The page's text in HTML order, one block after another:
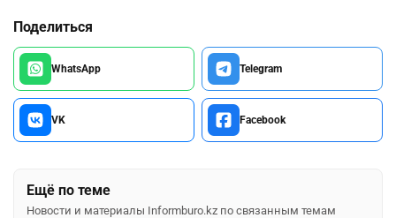
Поделиться
WhatsApp Telegram
VK Facebook
Ещё по теме
Новости и материалы Informburo.kz по связанным темам